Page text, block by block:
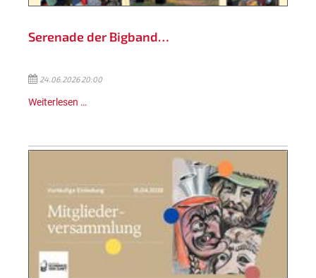
Serenade der Bigband…
24.06.2026 20:00
Weiterlesen …